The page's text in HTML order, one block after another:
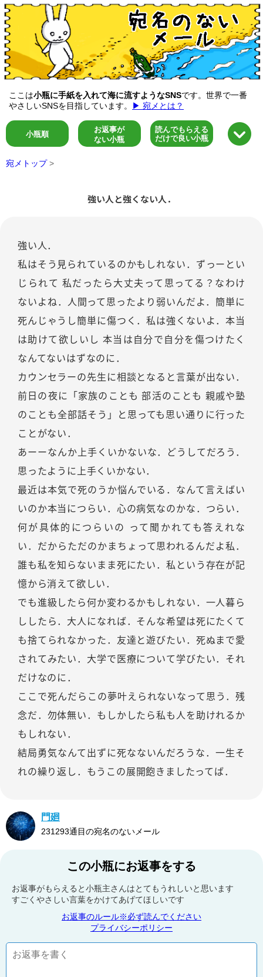
ここは小瓶に手紙を入れて海に流すようなSNSです。世界で一番
やさしいSNSを目指しています。
▶ 宛メとは？
小瓶順
お返事が
ない小瓶
読んでもらえる
だけで良い小瓶
宛メトップ >
強い人と強くない人．
強い人．
私はそう見られているのかもしれない．ずっーとい
じられて 私だったら大丈夫って思ってる？なわけ
ないよね．人間って思ったより弱いんだよ．簡単に
死んじゃうし簡単に傷つく．私は強くないよ．本当
は助けて欲しいし 本当は自分で自分を傷つけたく
なんてないはずなのに．
カウンセラーの先生に相談となると言葉が出ない．
前日の夜に「家族のことも 部活のことも 親戚や塾
のことも全部話そう」と思っても思い通りに行った
ことがない．
あーーなんか上手くいかないな．どうしてだろう．
思ったように上手くいかない．
最近は本気で死のうか悩んでいる．なんて言えばい
いのか本当につらい．心の病気なのかな．つらい．
何が具体的につらいの って聞かれても答えれな
い．だからただのかまちょって思われるんだよ私．
誰も私を知らないまま死にたい．私という存在が記
憶から消えて欲しい．
でも進級したら何か変わるかもしれない．一人暮ら
ししたら．大人になれば．そんな希望は死にたくて
も捨てられなかった．友達と遊びたい．死ぬまで愛
されてみたい．大学で医療について学びたい．それ
だけなのに．
ここで死んだらこの夢叶えられないなって思う．残
念だ．勿体無い．もしかしたら私も人を助けれるか
もしれない．
結局勇気なんて出ずに死なないんだろうな．一生そ
れの繰り返し．もうこの展開飽きましたってば．
門廻
231293通目の宛名のないメール
この小瓶にお返事をする
お返事がもらえると小瓶主さんはとてもうれしいと思います
すごくやさしい言葉をかけてあげてほしいです
お返事のルール※必ず読んでください
プライバシーポリシー